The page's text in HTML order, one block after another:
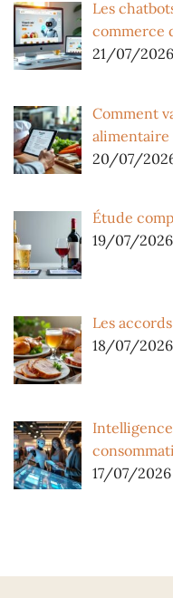
Les
commerce
21/07/2026
Comment
alimentaire
20/07/
Étude
19/07/2026
Les
18/07/2026
17/07/2026